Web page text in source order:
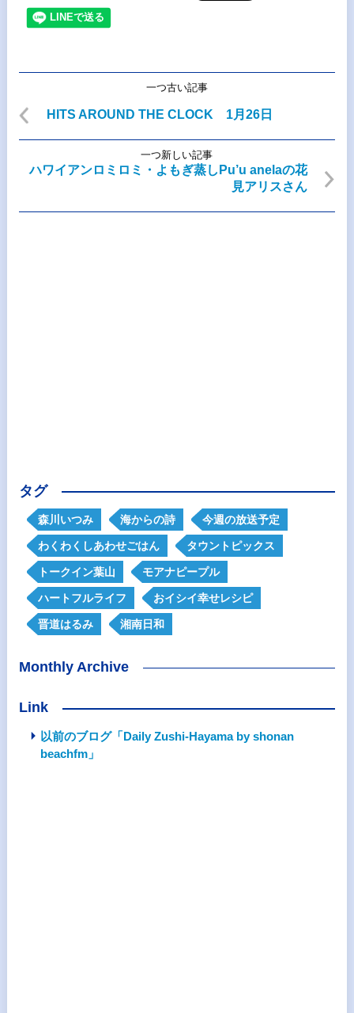
一つ古い記事
HITS AROUND THE CLOCK 1月26日
一つ新しい記事
ハワイアンロミロミ・よもぎ蒸しPu’u anelaの花
見アリスさん
タグ
森川いつみ 海からの詩 今週の放送予定
わくわくしあわせごはん タウントピックス
トークイン葉山 モアナピープル
ハートフルライフ おイシイ幸せレシピ
晋道はるみ 湘南日和
Monthly Archive
Link
以前のブログ「Daily Zushi-Hayama by shonan
beachfm」